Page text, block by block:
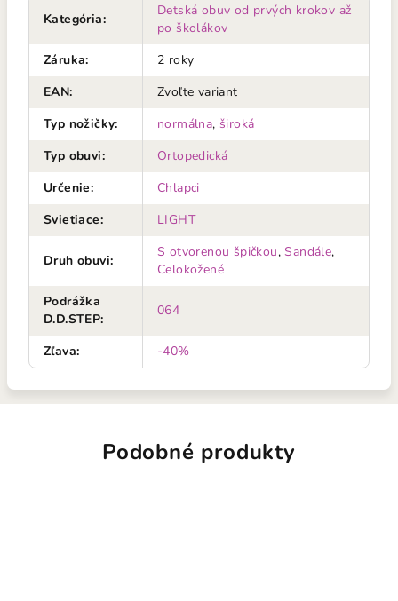
Kategória:
Detská obuv od prvých krokov až
po školákov
Záruka:
2 roky
EAN:
Zvoľte variant
Typ nožičky: normálna, široká
Typ obuvi:
Ortopedická
Určenie:
Chlapci
Svietiace: LIGHT
Druh obuvi:
S otvorenou špičkou,Sandále,
Celokožené
Podrážka
D.D.STEP:
064
Zľava: -40%
Podobné produkty